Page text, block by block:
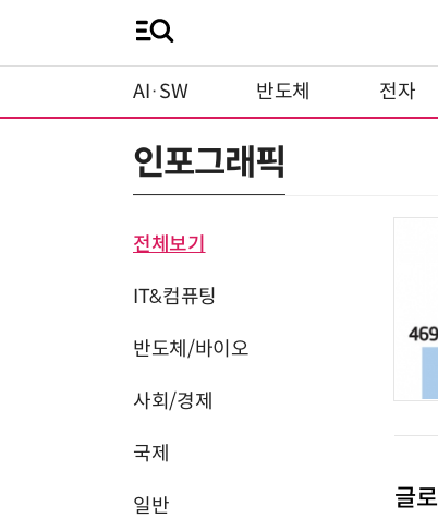
AI·SW 반도체 전자
인포그래픽
전체보기
IT&컴퓨팅
반도체/바이오
사회/경제
국제
일반 글